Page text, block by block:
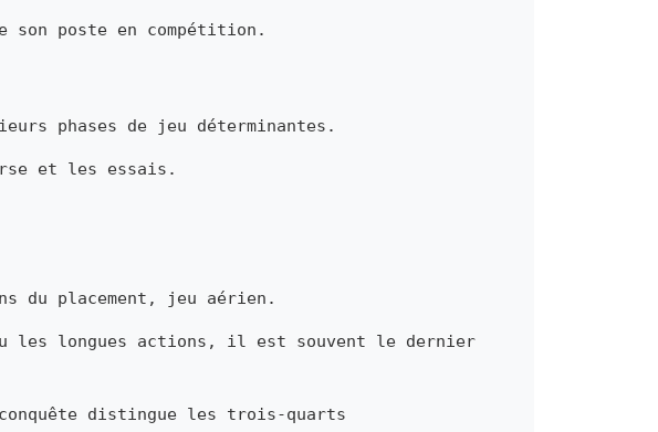
son poste en compétition.
phases de jeu déterminantes.
et les essais.
du placement, jeu aérien.
longues actions, il est souvent le dernier
distingue les trois-quarts